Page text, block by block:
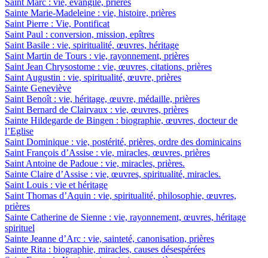
Sainte Marie-Madeleine : vie, histoire, prières
Saint Pierre : Vie, Pontificat
Saint Paul : conversion, mission, epîtres
Saint Basile : vie, spiritualité, œuvres, héritage
Saint Martin de Tours : vie, rayonnement, prières
Saint Jean Chrysostome : vie, œuvres, citations, prières
Saint Augustin : vie, spiritualité, œuvre, prières
Sainte Geneviève
Saint Benoît : vie, héritage, œuvre, médaille, prières
Saint Bernard de Clairvaux : vie, œuvres, prières
Sainte Hildegarde de Bingen : biographie, œuvres, docteur de
l’Eglise
Saint Dominique : vie, postérité, prières, ordre des dominicains
Saint François d’Assise : vie, miracles, œuvres, prières
Saint Antoine de Padoue : vie, miracles, prières.
Sainte Claire d’Assise : vie, œuvres, spiritualité, miracles.
Saint Louis : vie et héritage
Saint Thomas d’Aquin : vie, spiritualité, philosophie, œuvres,
prières
Sainte Catherine de Sienne : vie, rayonnement, œuvres, héritage
spirituel
Sainte Jeanne d’Arc : vie, sainteté, canonisation, prières
Sainte Rita : biographie, miracles, causes désespérées